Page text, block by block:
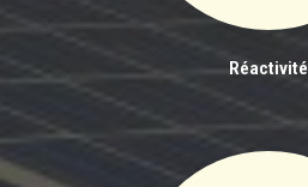
Réactivité